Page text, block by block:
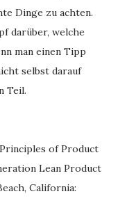
Dinge zu achten.
darüber, welche
man einen Tipp
selbst darauf
Teil.
of Product
Lean Product
California: